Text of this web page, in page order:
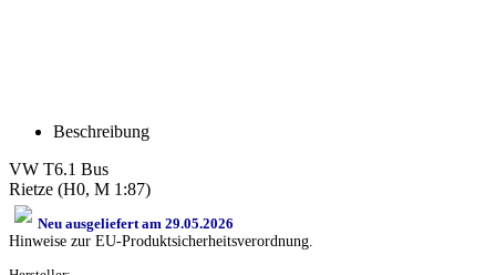
Beschreibung
VW T6.1 Bus
Rietze (H0, M 1:87)
Neu ausgeliefert am 29.05.2026
Hinweise zur EU-Produktsicherheitsverordnung.